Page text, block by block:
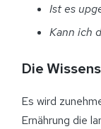
Ist es
Kann ich
Die
Es wird
Ernährung die